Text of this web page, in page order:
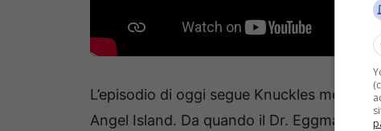
L’episodio di oggi segue Knuckles
Angel Island. Da quando il Dr. Eggman e